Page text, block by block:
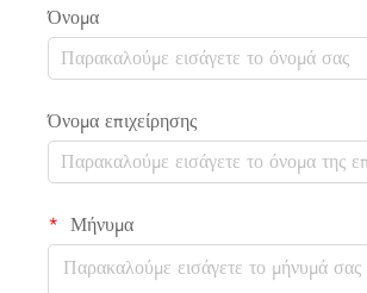
Όνομα
Όνομα επιχείρησης
Μήνυμα